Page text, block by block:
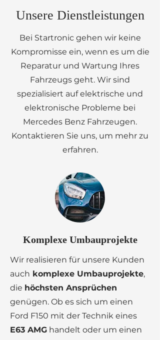
Unsere Dienstleistungen
Bei Startronic gehen wir keine
Kompromisse ein, wenn es um die
Reparatur und Wartung Ihres
Fahrzeugs geht. Wir sind
spezialisiert auf elektrische und
elektronische Probleme bei
Mercedes Benz Fahrzeugen.
Kontaktieren Sie uns, um mehr zu
erfahren.
Komplexe Umbauprojekte
Wir realisieren für unsere Kunden
auch komplexe Umbauprojekte,
die höchsten Ansprüchen
genügen. Ob es sich um einen
Ford F150 mit der Technik eines
E63 AMG handelt oder um einen